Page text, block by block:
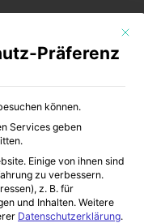
Mit
Präferenz
können.
Services geben
Einige von ihnen sind
zu verbessern.
z. B. für
und Inhalten. Weitere
Datenschutzerklärung.